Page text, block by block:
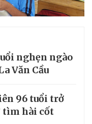
nghẹn ngào
Văn Cầu
96 tuổi trở
tìm hài cốt